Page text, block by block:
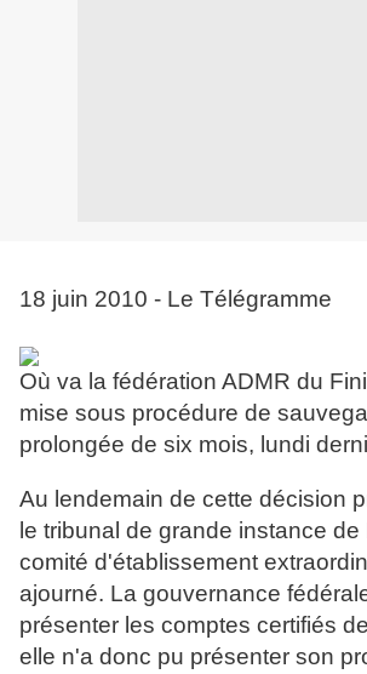
18 juin 2010 - Le Télégramme
Où va la fédération ADMR du
mise sous procédure de
prolongée de six mois, lundi
Au lendemain de cette décision
le tribunal de grande instance de
comité d'établissement
ajourné. La gouvernance
présenter les comptes certifiés
elle n'a donc pu présenter son